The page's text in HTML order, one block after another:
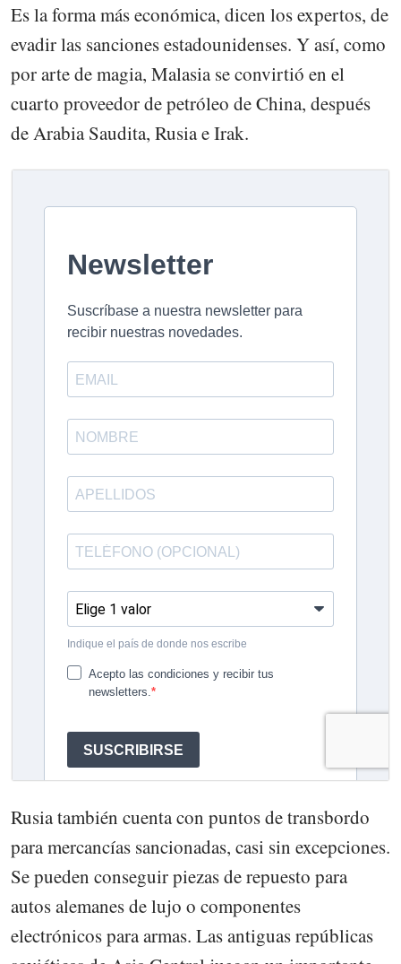
Es la forma más económica, dicen los expertos, de
evadir las sanciones estadounidenses. Y así, como
por arte de magia, Malasia se convirtió en el
cuarto proveedor de petróleo de China, después
de Arabia Saudita, Rusia e Irak.
Rusia también cuenta con puntos de transbordo
para mercancías sancionadas, casi sin excepciones.
Se pueden conseguir piezas de repuesto para
autos alemanes de lujo o componentes
electrónicos para armas. Las antiguas repúblicas